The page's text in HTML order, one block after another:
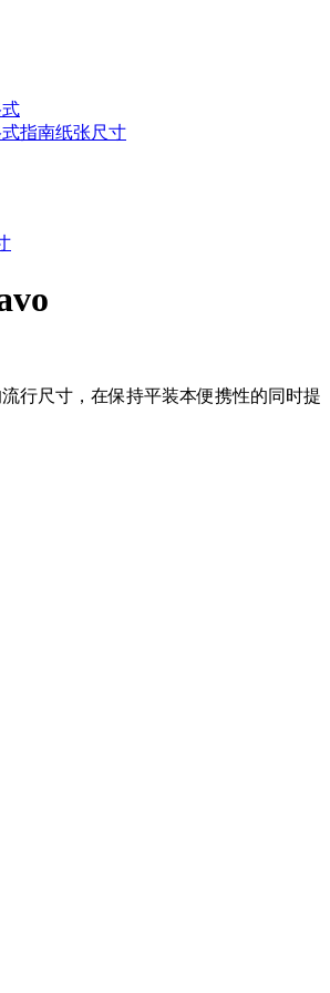
指南纸张尺寸
行尺寸，在保持平装本便携性的同时提